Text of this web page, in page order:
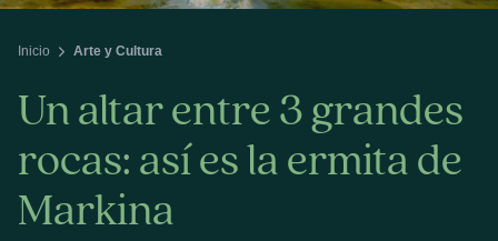
Inicio Arte y Cultura
Un altar entre 3 grandes
rocas: así es la ermita de
Markina